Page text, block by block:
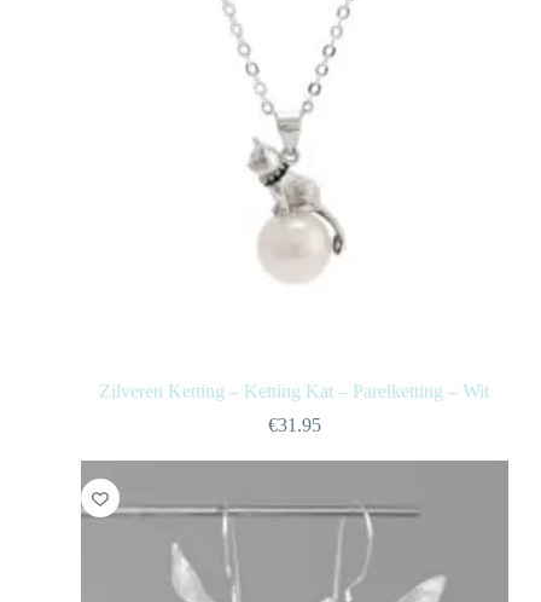
Zilveren Ketting – Ketting Kat – Parelketting – Wit
€31.95